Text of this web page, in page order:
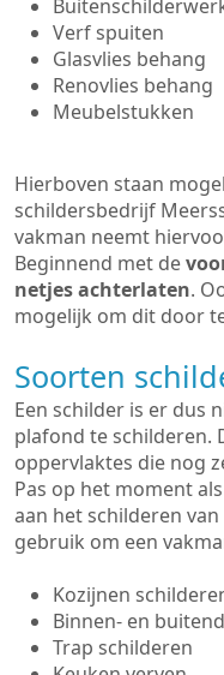
Verf spuiten
Glasvlies behang
Renovlies behang
Meubelstukken
Hierboven staan
schildersbedrijf
vakman neemt
Beginnend met de
netjes achterlaten.
mogelijk om dit door
Soorten
Een schilder is er dus
plafond te schilderen.
oppervlaktes die nog
Pas op het moment
aan het schilderen
gebruik om een
Kozijnen
Binnen- en
Trap schilderen